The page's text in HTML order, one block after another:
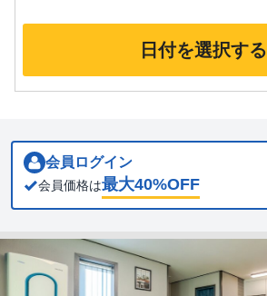
日付を選択する
会員ログイン
会員価格は最大40%OFF